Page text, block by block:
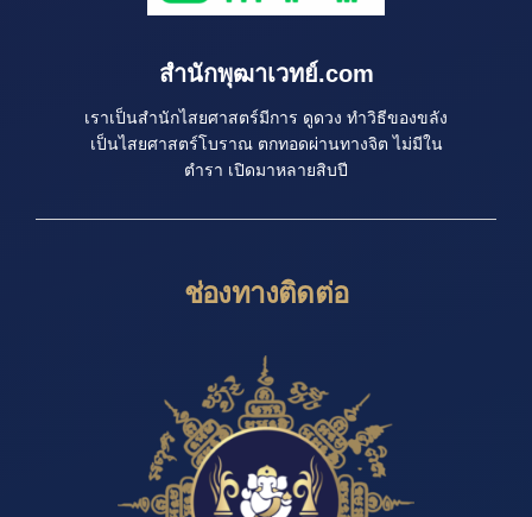
สำนักพุฒาเวทย์.com
เราเป็นสำนักไสยศาสตร์มีการ ดูดวง ทำวิธีของขลัง
เป็นไสยศาสตร์โบราณ ตกทอดผ่านทางจิต ไม่มีใน
ตำรา เปิดมาหลายสิบปี
ช่องทางติดต่อ